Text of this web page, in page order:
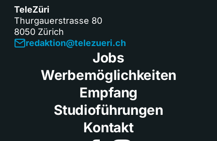
TeleZüri
Thurgauerstrasse 80
8050 Zürich
redaktion@telezueri.ch
Jobs
Werbemöglichkeiten
Empfang
Studioführungen
Kontakt